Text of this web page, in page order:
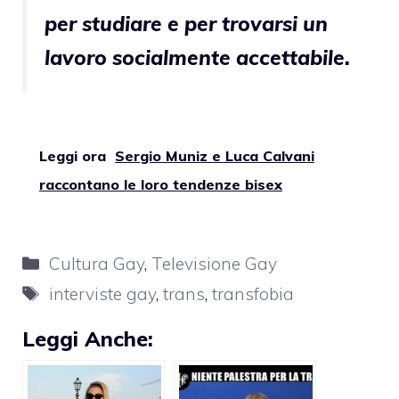
per studiare e per trovarsi un
lavoro socialmente accettabile.
Leggi ora Sergio Muniz e Luca Calvani
raccontano le loro tendenze bisex
Categorie
Cultura Gay, Televisione Gay
Tag
interviste gay,trans,transfobia
Leggi Anche: